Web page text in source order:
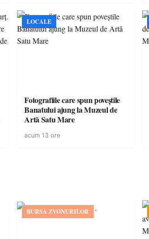
LOCALE
Fotografiile care spun poveștile
Banatului ajung la Muzeul de
Artă Satu Mare
acum 13 ore
BURSA ZVONURILOR